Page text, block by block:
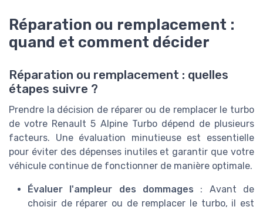
Réparation ou remplacement :
quand et comment décider
Réparation ou remplacement : quelles
étapes suivre ?
Prendre la décision de réparer ou de remplacer le turbo
de votre Renault 5 Alpine Turbo dépend de plusieurs
facteurs. Une évaluation minutieuse est essentielle
pour éviter des dépenses inutiles et garantir que votre
véhicule continue de fonctionner de manière optimale.
Évaluer l'ampleur des dommages : Avant de
choisir de réparer ou de remplacer le turbo, il est